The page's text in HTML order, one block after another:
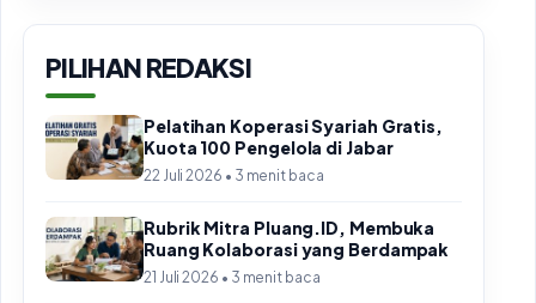
PILIHAN REDAKSI
Pelatihan Koperasi Syariah Gratis,
Kuota 100 Pengelola di Jabar
22 Juli 2026 • 3 menit baca
Rubrik Mitra Pluang.ID, Membuka
Ruang Kolaborasi yang Berdampak
21 Juli 2026 • 3 menit baca